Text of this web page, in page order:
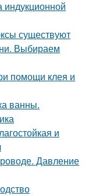
индукционной
существуют
Выбираем
помощи клея и
ванны.
и
Давление